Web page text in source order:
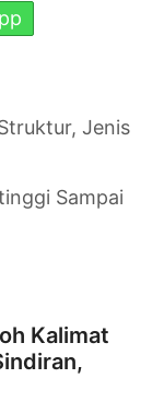
Jenis
Sampai
Kalimat